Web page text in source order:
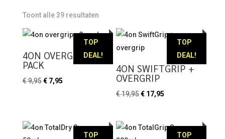
Roze
Toont alle 39 resultaten
TOP
DEAL!
4ON OVERGRIP – 3
PACK
€9,95 Oorspronkelijke
€7,95Huidige
TOP
DEAL!
4ON SWIFTGRIP +
OVERGRIP
€19,95Oorspronkelijke
€ 19,95.
€ 17,95
€ 17,95.
TOP
TOP